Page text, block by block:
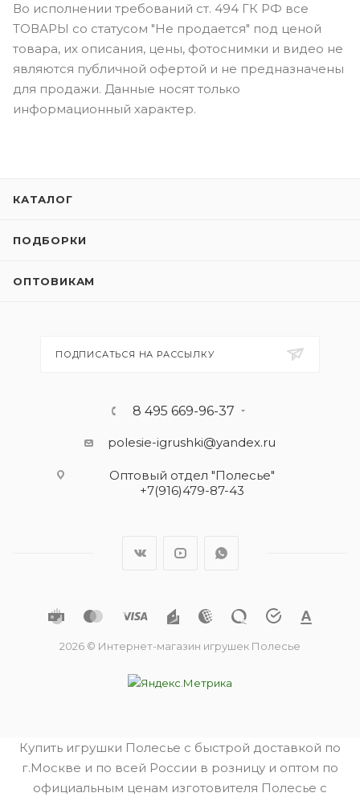
Во исполнении требований ст. 494 ГК РФ все
ТОВАРЫ со статусом "Не продается" под ценой
товара, их описания, цены, фотоснимки и видео не
являются публичной офертой и не предназначены
для продажи. Данные носят только
информационный характер.
КАТАЛОГ
ПОДБОРКИ
ОПТОВИКАМ
ПОДПИСАТЬСЯ НА РАССЫЛКУ
8 495 669-96-37
polesie-igrushki@yandex.ru
Оптовый отдел "Полесье"
+7(916)479-87-43
2026 © Интернет-магазин игрушек Полесье
Купить игрушки Полесье с быстрой доставкой по
г.Москве и по всей России в розницу и оптом по
официальным ценам изготовителя Полесье с